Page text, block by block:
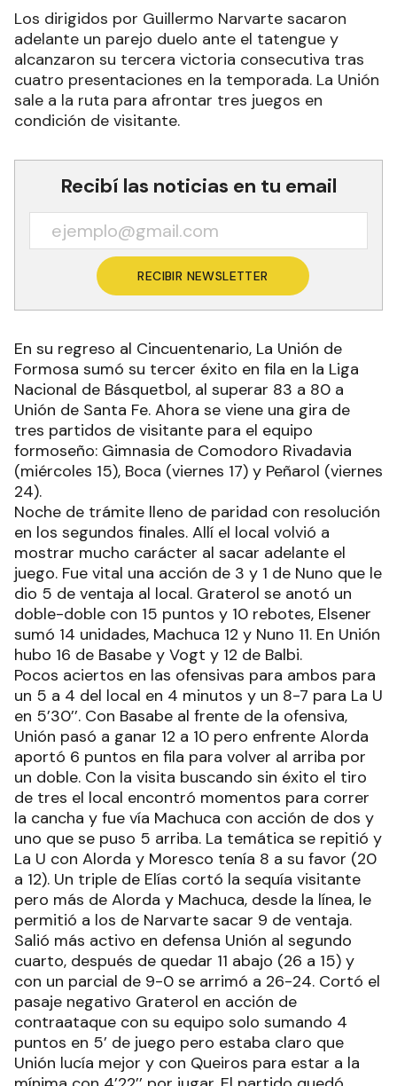
Los dirigidos por Guillermo Narvarte sacaron
adelante un parejo duelo ante el tatengue y
alcanzaron su tercera victoria consecutiva tras
cuatro presentaciones en la temporada. La Unión
sale a la ruta para afrontar tres juegos en
condición de visitante.
Recibí las noticias en tu email
RECIBIR NEWSLETTER
En su regreso al Cincuentenario, La Unión de
Formosa sumó su tercer éxito en fila en la Liga
Nacional de Básquetbol, al superar 83 a 80 a
Unión de Santa Fe. Ahora se viene una gira de
tres partidos de visitante para el equipo
formoseño: Gimnasia de Comodoro Rivadavia
(miércoles 15), Boca (viernes 17) y Peñarol (viernes
24).
Noche de trámite lleno de paridad con resolución
en los segundos finales. Allí el local volvió a
mostrar mucho carácter al sacar adelante el
juego. Fue vital una acción de 3 y 1 de Nuno que le
dio 5 de ventaja al local. Graterol se anotó un
doble-doble con 15 puntos y 10 rebotes, Elsener
sumó 14 unidades, Machuca 12 y Nuno 11. En Unión
hubo 16 de Basabe y Vogt y 12 de Balbi.
Pocos aciertos en las ofensivas para ambos para
un 5 a 4 del local en 4 minutos y un 8-7 para La U
en 5’30’’. Con Basabe al frente de la ofensiva,
Unión pasó a ganar 12 a 10 pero enfrente Alorda
aportó 6 puntos en fila para volver al arriba por
un doble. Con la visita buscando sin éxito el tiro
de tres el local encontró momentos para correr
la cancha y fue vía Machuca con acción de dos y
uno que se puso 5 arriba. La temática se repitió y
La U con Alorda y Moresco tenía 8 a su favor (20
a 12). Un triple de Elías cortó la sequía visitante
pero más de Alorda y Machuca, desde la línea, le
permitió a los de Narvarte sacar 9 de ventaja.
Salió más activo en defensa Unión al segundo
cuarto, después de quedar 11 abajo (26 a 15) y
con un parcial de 9-0 se arrimó a 26-24. Cortó el
pasaje negativo Graterol en acción de
contraataque con su equipo solo sumando 4
puntos en 5’ de juego pero estaba claro que
Unión lucía mejor y con Queiros para estar a la